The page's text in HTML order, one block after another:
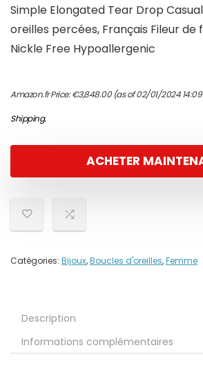
Simple Elongated Tear Drop
oreilles percées, Français Fileur de
Nickle Free Hypoallergenic
Amazon.fr Price:€3,848.00(as of 02/01/2024 14:09
Shipping.
ACHETER
Catégories: Bijoux,Boucles d'oreilles,Femme
Description
Informations complémentaires